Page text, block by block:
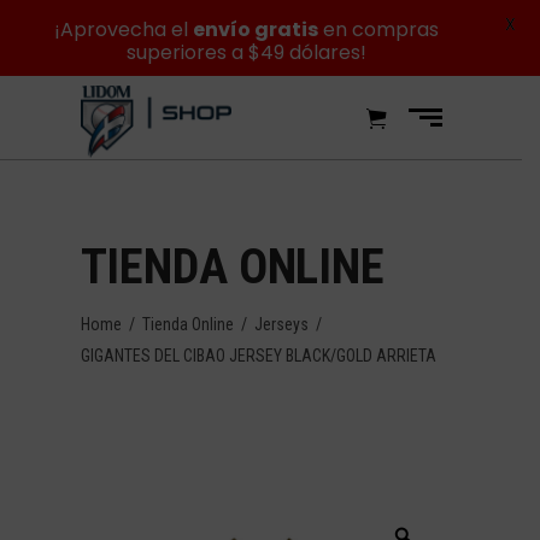
TIENDA ONLINE
Home / Tienda Online / Jerseys /
GIGANTES DEL CIBAO JERSEY BLACK/GOLD ARRIETA
¡Aprovecha el envío gratisen compras
superiores a $49 dólares!
X